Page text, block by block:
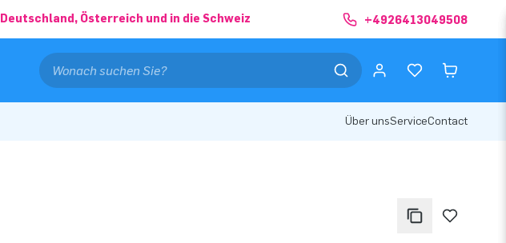
Deutschland, Österreich und in die Schweiz +4926413049508
Über unsServiceContact